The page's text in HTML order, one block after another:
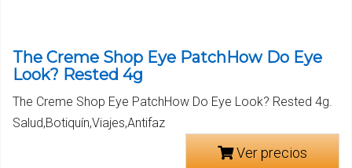
The Creme Shop Eye PatchHow Do Eye
Look? Rested 4g
The Creme Shop Eye PatchHow Do Eye Look? Rested 4g.
Salud,Botiquín,Viajes,Antifaz
Ver precios